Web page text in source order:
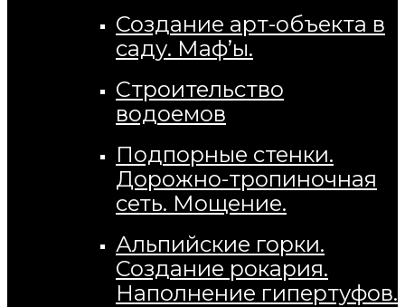
Создание арт-объекта в
саду. Маф’ы.
Строительство
водоемов
Подпорные стенки.
Дорожно-тропиночная
сеть. Мощение.
Альпийские горки.
Создание рокария.
Наполнение гипертуфов.